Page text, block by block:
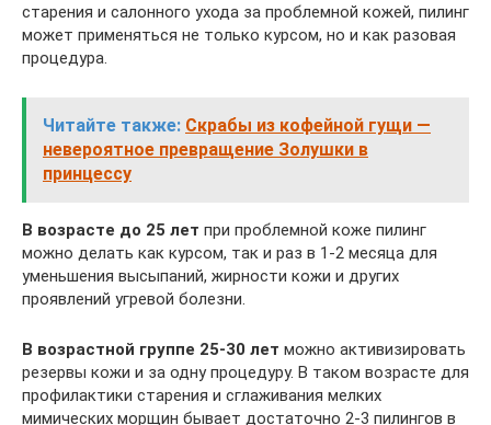
старения и салонного ухода за проблемной кожей, пилинг
может применяться не только курсом, но и как разовая
процедура.
Читайте также: Скрабы из кофейной гущи —
невероятное превращение Золушки в
принцессу
В возрасте до 25 лет при проблемной коже пилинг
можно делать как курсом, так и раз в 1-2 месяца для
уменьшения высыпаний, жирности кожи и других
проявлений угревой болезни.
В возрастной группе 25-30 лет можно активизировать
резервы кожи и за одну процедуру. В таком возрасте для
профилактики старения и сглаживания мелких
мимических морщин бывает достаточно 2-3 пилингов в